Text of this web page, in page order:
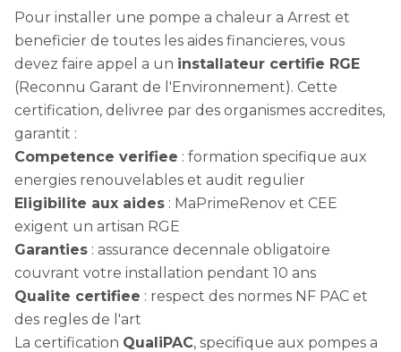
Pour installer une pompe a chaleur a Arrest et
beneficier de toutes les aides financieres, vous
devez faire appel a un installateur certifie RGE
(Reconnu Garant de l'Environnement). Cette
certification, delivree par des organismes accredites,
garantit :
Competence verifiee : formation specifique aux
energies renouvelables et audit regulier
Eligibilite aux aides : MaPrimeRenov et CEE
exigent un artisan RGE
Garanties : assurance decennale obligatoire
couvrant votre installation pendant 10 ans
Qualite certifiee : respect des normes NF PAC et
des regles de l'art
La certification QualiPAC, specifique aux pompes a